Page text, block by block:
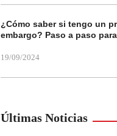
¿Cómo saber si tengo un
embargo? Paso a paso
19/09/2024
Últimas Noticias